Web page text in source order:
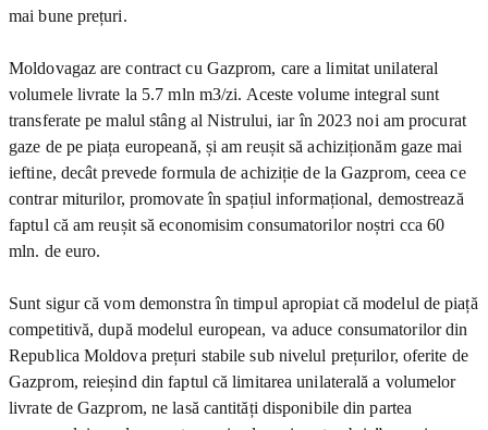
mai bune prețuri.
Moldovagaz are contract cu Gazprom, care a limitat unilateral
volumele livrate la 5.7 mln m3/zi. Aceste volume integral sunt
transferate pe malul stâng al Nistrului, iar în 2023 noi am procurat
gaze de pe piața europeană, și am reușit să achiziționăm gaze mai
ieftine, decât prevede formula de achiziție de la Gazprom, ceea ce
contrar miturilor, promovate în spațiul informațional, demostrează
faptul că am reușit să economisim consumatorilor noștri cca 60
mln. de euro.
Sunt sigur că vom demonstra în timpul apropiat că modelul de piață
competitivă, după modelul european, va aduce consumatorilor din
Republica Moldova prețuri stabile sub nivelul prețurilor, oferite de
Gazprom, reieșind din faptul că limitarea unilaterală a volumelor
livrate de Gazprom, ne lasă cantități disponibile din partea